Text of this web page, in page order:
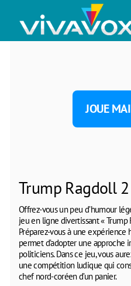
JOUE
Trump Ragdoll 2
Offrez-vous un peu d’humour
jeu en ligne divertissant « Trump
Préparez-vous à une
permet d’adopter une approche
politiciens. Dans ce jeu, vous
une compétition ludique qui
chef nord-coréen d’un panier.